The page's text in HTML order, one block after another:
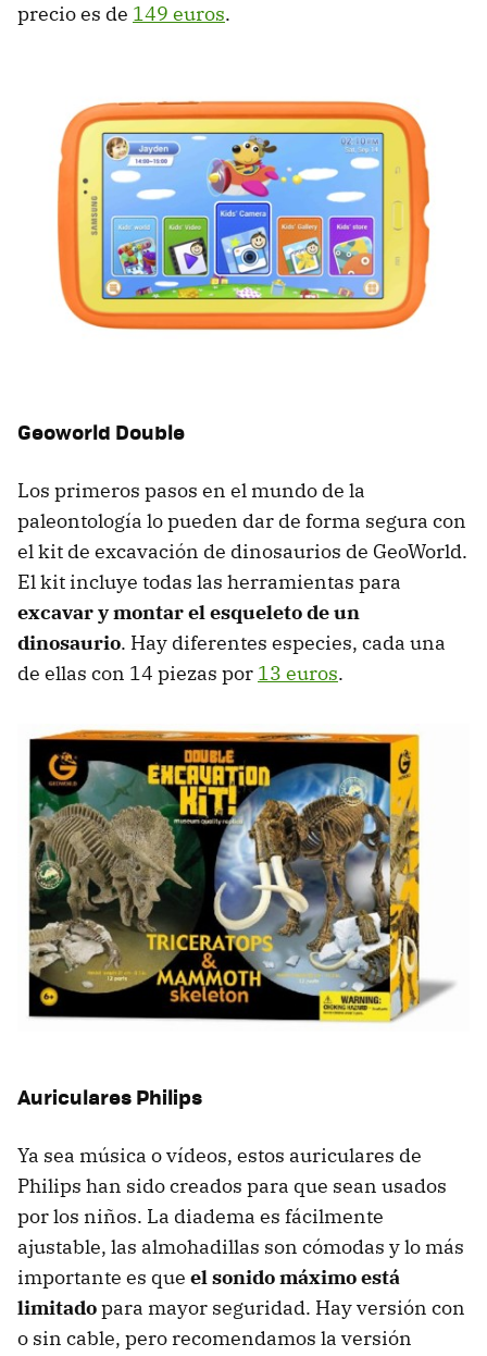
precio es de 149 euros.
Geoworld Double
Los primeros pasos en el mundo de la
paleontología lo pueden dar de forma segura con
el kit de excavación de dinosaurios de GeoWorld.
El kit incluye todas las herramientas para
excavar y montar el esqueleto de un
dinosaurio. Hay diferentes especies, cada una
de ellas con 14 piezas por 13 euros.
Auriculares Philips
Ya sea música o vídeos, estos auriculares de
Philips han sido creados para que sean usados
por los niños. La diadema es fácilmente
ajustable, las almohadillas son cómodas y lo más
importante es que el sonido máximo está
limitadopara mayor seguridad. Hay versión con
o sin cable, pero recomendamos la versión